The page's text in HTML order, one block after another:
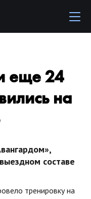
еще 24
на
составе
тренировку на